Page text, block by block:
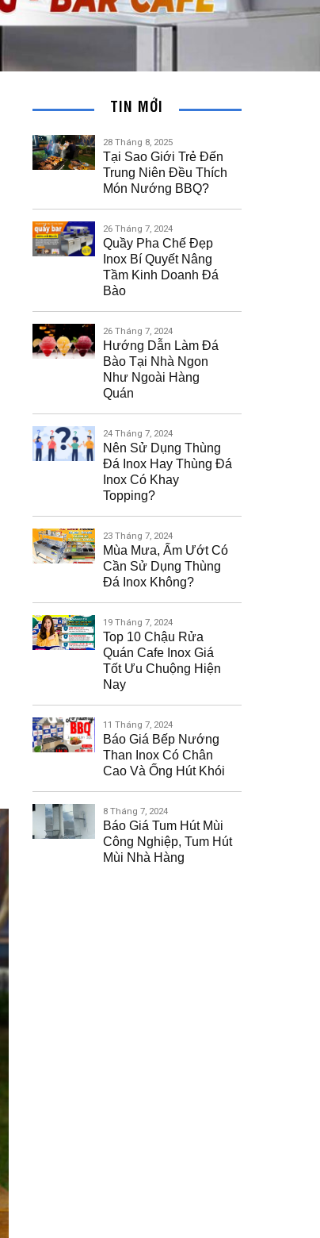
TIN MỚI
Tại Sao Giới Trẻ Đến
Trung Niên Đều Thích
Món Nướng BBQ?
28 Tháng 8, 2025
Quầy Pha Chế Đẹp
Inox Bí Quyết Nâng
Tầm Kinh Doanh Đá
Bào
26 Tháng 7, 2024
Hướng Dẫn Làm Đá
Bào Tại Nhà Ngon
Như Ngoài Hàng
Quán
26 Tháng 7, 2024
Nên Sử Dụng Thùng
Đá Inox Hay Thùng Đá
Inox Có Khay
Topping?
24 Tháng 7, 2024
Mùa Mưa, Ẩm Ướt Có
Cần Sử Dụng Thùng
Đá Inox Không?
23 Tháng 7, 2024
Top 10 Chậu Rửa
Quán Cafe Inox Giá
Tốt Ưu Chuộng Hiện
Nay
19 Tháng 7, 2024
Báo Giá Bếp Nướng
Than Inox Có Chân
Cao Và Ống Hút Khói
11 Tháng 7, 2024
Báo Giá Tum Hút Mùi
Công Nghiệp, Tum Hút
Mùi Nhà Hàng
8 Tháng 7, 2024